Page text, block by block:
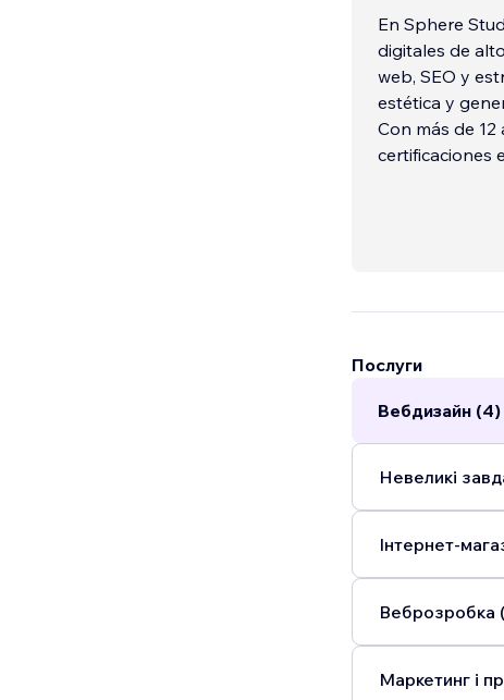
En Sphere
digitales de
web, SEO y
estética y
Con más de
certificaciones
Послуги
Вебдизайн (4)
Невеликі
Інтернет-
Веброзробка
Маркетинг і